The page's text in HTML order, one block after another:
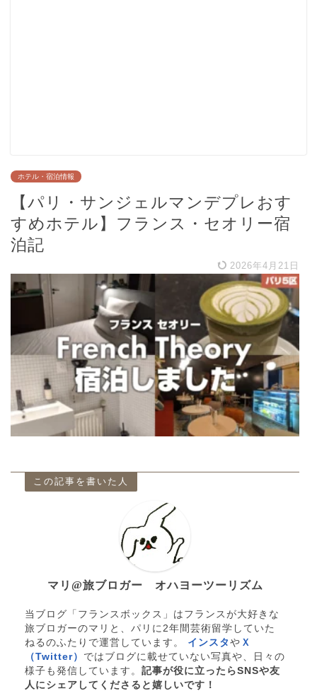
ホテル・宿泊情報
【パリ・サンジェルマンデプレおす
すめホテル】フランス・セオリー宿
泊記
2026年4月21日
この記事を書いた人
マリ@旅ブロガー オハヨーツーリズム
当ブログ「フランスボックス」はフランスが大好きな
旅ブロガーのマリと、パリに2年間芸術留学していた
ねるのふたりで運営しています。 インスタ や Ｘ
（Twitter） ではブログに載せていない写真や、日々の
様子も発信しています。 記事が役に立ったらSNSや友
人にシェアしてくださると嬉しいです！